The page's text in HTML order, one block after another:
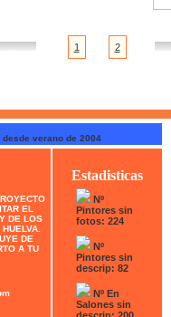
1 2
desde verano de 2004
EL
DE LOS
DE
A TU
Estadisticas
Nº
Pintores sin
fotos: 224
Nº
Pintores sin
descrip: 82
Nº En
Salones sin